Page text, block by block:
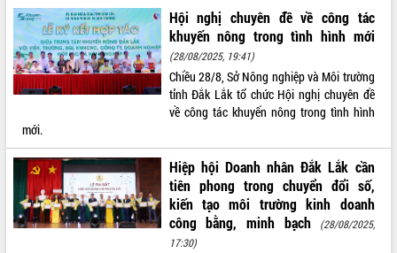
ALBUM ẢNH
LIÊN KẾT WEB
Hội nghị chuyên đề về công tác
khuyến nông trong tình hình mới
(28/08/2025, 19:41)
Chiều 28/8, Sở Nông nghiệp và Môi trường
tỉnh Đắk Lắk tổ chức Hội nghị chuyên đề
về công tác khuyến nông trong tình hình
mới.
Hiệp hội Doanh nhân Đắk Lắk cần
tiên phong trong chuyển đổi số,
kiến tạo môi trường kinh doanh
công bằng, minh bạch
(28/08/2025,
17:30)